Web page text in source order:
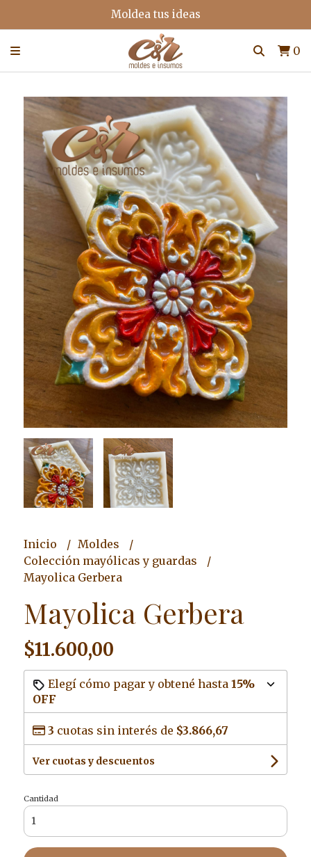
Moldea tus ideas
0
Inicio
Moldes
Colección mayólicas y guardas
Mayolica Gerbera
Mayolica Gerbera
$11.600,00
Elegí cómo pagar y obtené hasta 15%
OFF
3 cuotas sin interés de $3.866,67
Ver cuotas y descuentos
Cantidad